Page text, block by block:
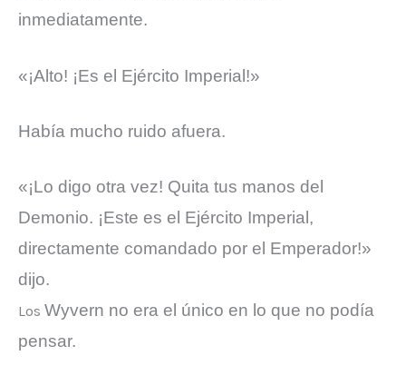
inmediatamente.
«¡Alto! ¡Es el Ejército Imperial!»
Había mucho ruido afuera.
«¡Lo digo otra vez! Quita tus manos del
Demonio. ¡Este es el Ejército Imperial,
directamente comandado por el Emperador!»
dijo.
Los Wyvern no era el único en lo que no podía
pensar.